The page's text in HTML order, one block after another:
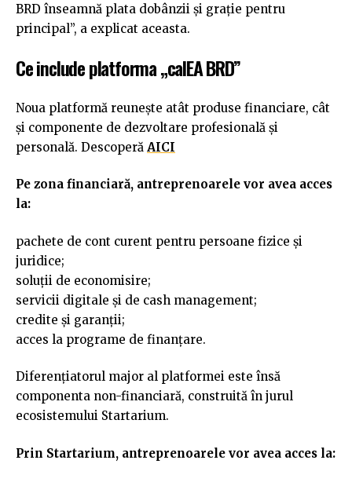
BRD înseamnă plata dobânzii și grație pentru
principal”, a explicat aceasta.
Ce include platforma „calEA BRD”
Noua platformă reunește atât produse financiare, cât
și componente de dezvoltare profesională și
personală. Descoperă AICI
Pe zona financiară, antreprenoarele vor avea acces
la:
pachete de cont curent pentru persoane fizice și
juridice;
soluții de economisire;
servicii digitale și de cash management;
credite și garanții;
acces la programe de finanțare.
Diferențiatorul major al platformei este însă
componenta non-financiară, construită în jurul
ecosistemului Startarium.
Prin Startarium, antreprenoarele vor avea acces la: